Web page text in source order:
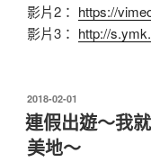
影片2： https://
影片3： http://
發
佈
於
2018-02-01
連假出遊～我
美地～